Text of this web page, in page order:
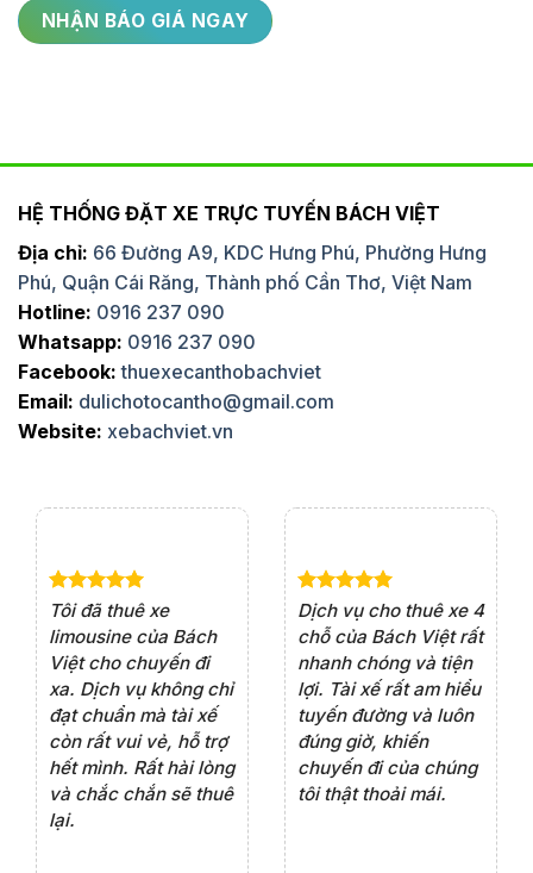
HỆ THỐNG ĐẶT XE TRỰC TUYẾN BÁCH VIỆT
Địa chỉ: 66 Đường A9, KDC Hưng Phú, Phường Hưng
Phú, Quận Cái Răng, Thành phố Cần Thơ, Việt Nam
Hotline: 0916 237 090
Whatsapp: 0916 237 090
Facebook: thuexecanthobachviet
Email: dulichotocantho@gmail.com
Website: xebachviet.vn
Dịch vụ cho thuê xe 7
chỗ của Bách Việt rất
chuyên nghiệp,đặc
biệt tài xế rất nhiệt
tình vui vẻ,sẽ ủng hộ
thường xuyên
Lần đầu thuê xe 16
chỗ tại Bách Việt, tôi
rất hài lòng với chất
lượng xe và sự
chuyên nghiệp của
tài xế. Dịch vụ tận
tâm, chu đáo, sẽ tiếp
tục sử dụng trong